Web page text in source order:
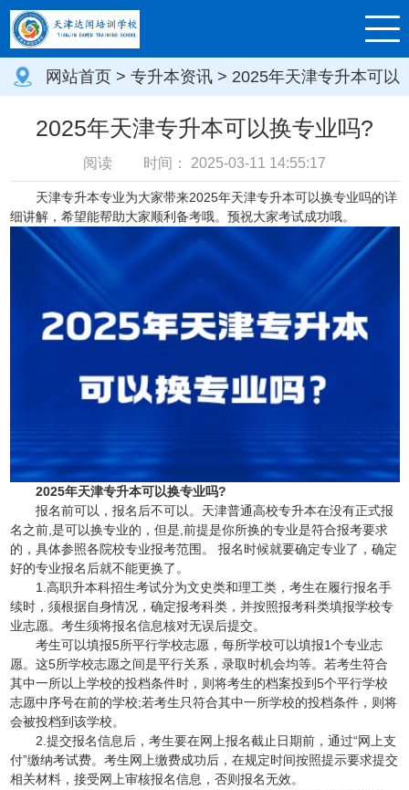
网站首页 > 专升本资讯 > 2025年天津专升本可以
换专业吗?
2025年天津专升本可以换专业吗?
阅读 时间： 2025-03-11 14:55:17
天津专升本专业为大家带来2025年天津专升本可以换专业吗的详
细讲解，希望能帮助大家顺利备考哦。预祝大家考试成功哦。
2025年天津专升本可以换专业吗?
报名前可以，报名后不可以。天津普通高校专升本在没有正式报
名之前,是可以换专业的，但是,前提是你所换的专业是符合报考要求
的，具体参照各院校专业报考范围。 报名时候就要确定专业了，确定
好的专业报名后就不能更换了。
1.高职升本科招生考试分为文史类和理工类，考生在履行报名手
续时，须根据自身情况，确定报考科类，并按照报考科类填报学校专
业志愿。考生须将报名信息核对无误后提交。
考生可以填报5所平行学校志愿，每所学校可以填报1个专业志
愿。这5所学校志愿之间是平行关系，录取时机会均等。若考生符合
其中一所以上学校的投档条件时，则将考生的档案投到5个平行学校
志愿中序号在前的学校;若考生只符合其中一所学校的投档条件，则将
会被投档到该学校。
2.提交报名信息后，考生要在网上报名截止日期前，通过“网上支
付”缴纳考试费。考生网上缴费成功后，在规定时间按照提示要求提交
相关材料，接受网上审核报名信息，否则报名无效。